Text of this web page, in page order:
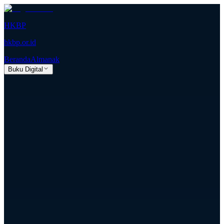
HKBP
hkbp.or.id
BerandaAlmanak
Buku Digital